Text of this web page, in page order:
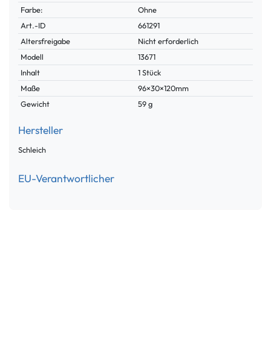
Farbe:
Ohne
Technisches
Merkmal
Wert
Art.-ID
661291
Altersfreigabe
Nicht erforderlich
Modell
13671
Inhalt
1 Stück
Maße
96×30×120mm
Gewicht
59 g
Hersteller
Schleich
EU-Verantwortlicher